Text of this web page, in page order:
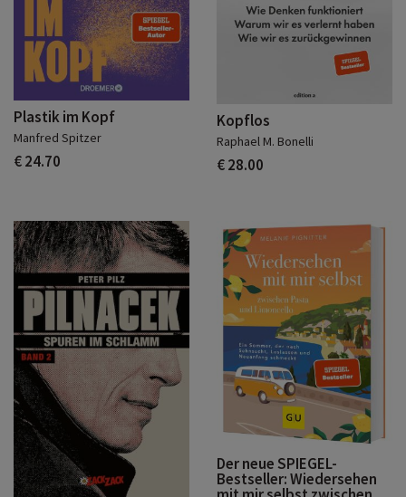
Plastik im Kopf
Manfred Spitzer
€ 24.70
Kopflos
Raphael M. Bonelli
€ 28.00
Der neue SPIEGEL-
Bestseller: Wiedersehen